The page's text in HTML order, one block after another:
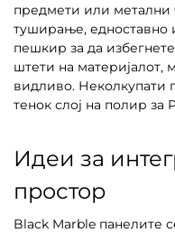
предмети или метални
туширање, едноставно
пешкир за да
штети на материјалот,
видливо. Неколкупати
тенок слој на полир за
Идеи за
простор
Black Marble панелите